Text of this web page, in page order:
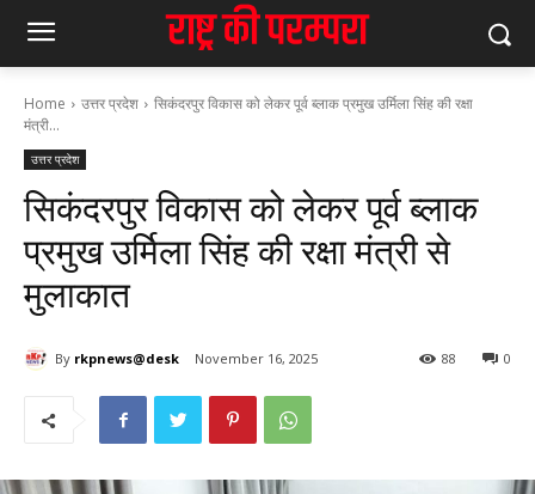
Home उत्तर प्रदेश
सिकंदरपुर विकास को लेकर पूर्व ब्लाक प्रमुख उर्मिला सिंह की रक्षा
मंत्री...
उत्तर प्रदेश
सिकंदरपुर विकास को लेकर पूर्व ब्लाक
प्रमुख उर्मिला सिंह की रक्षा मंत्री से
मुलाकात
By rkpnews@desk November 16, 2025 0
88